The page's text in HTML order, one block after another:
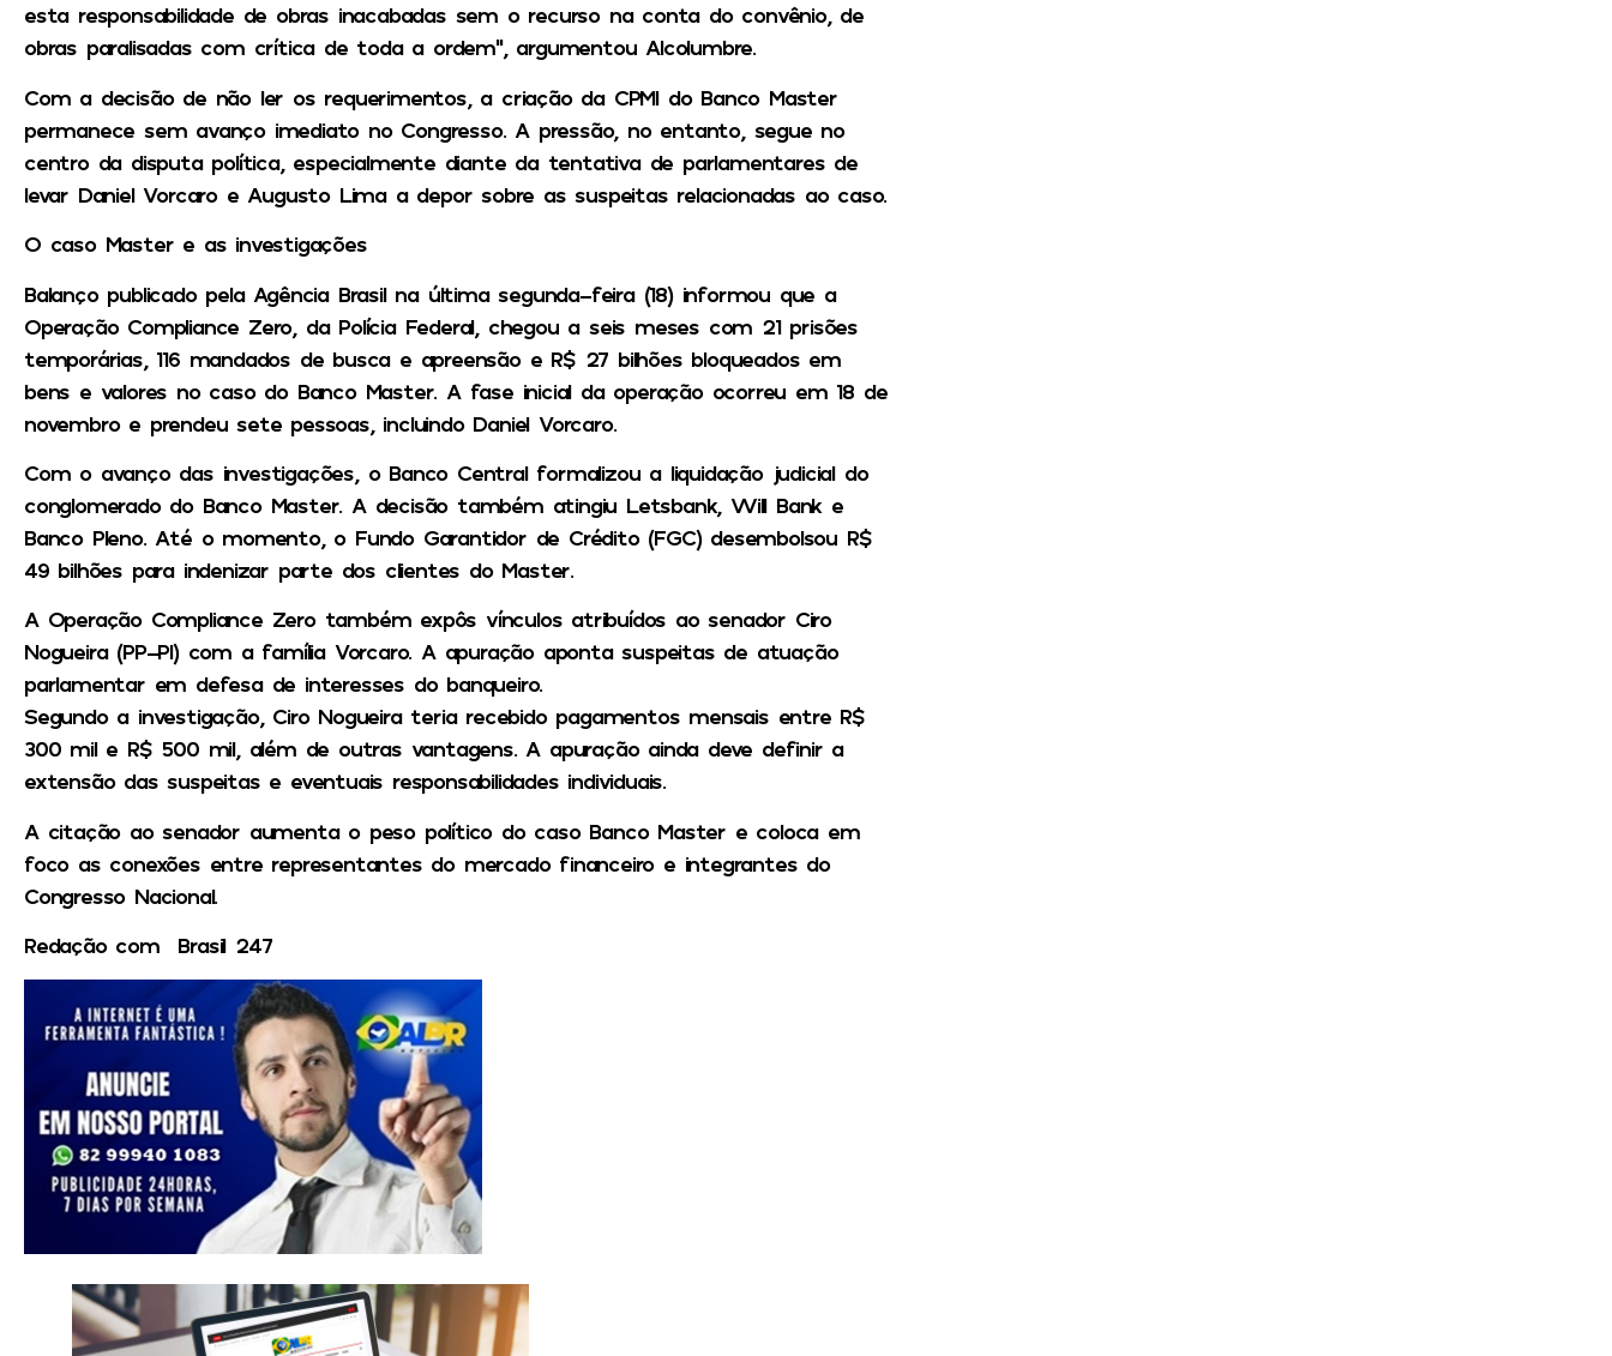
esta responsabilidade de obras inacabadas sem o recurso na conta do convênio, de
obras paralisadas com crítica de toda a ordem”, argumentou Alcolumbre.
Com a decisão de não ler os requerimentos, a criação da CPMI do Banco Master
permanece sem avanço imediato no Congresso. A pressão, no entanto, segue no
centro da disputa política, especialmente diante da tentativa de parlamentares de
levar Daniel Vorcaro e Augusto Lima a depor sobre as suspeitas relacionadas ao caso.
O caso Master e as investigações
Balanço publicado pela Agência Brasil na última segunda-feira (18) informou que a
Operação Compliance Zero, da Polícia Federal, chegou a seis meses com 21 prisões
temporárias, 116 mandados de busca e apreensão e R$ 27 bilhões bloqueados em
bens e valores no caso do Banco Master. A fase inicial da operação ocorreu em 18 de
novembro e prendeu sete pessoas, incluindo Daniel Vorcaro.
Com o avanço das investigações, o Banco Central formalizou a liquidação judicial do
conglomerado do Banco Master. A decisão também atingiu Letsbank, Will Bank e
Banco Pleno. Até o momento, o Fundo Garantidor de Crédito (FGC) desembolsou R$
49 bilhões para indenizar parte dos clientes do Master.
A Operação Compliance Zero também expôs vínculos atribuídos ao senador Ciro
Nogueira (PP-PI) com a família Vorcaro. A apuração aponta suspeitas de atuação
parlamentar em defesa de interesses do banqueiro.
Segundo a investigação, Ciro Nogueira teria recebido pagamentos mensais entre R$
300 mil e R$ 500 mil, além de outras vantagens. A apuração ainda deve definir a
extensão das suspeitas e eventuais responsabilidades individuais.
A citação ao senador aumenta o peso político do caso Banco Master e coloca em
foco as conexões entre representantes do mercado financeiro e integrantes do
Congresso Nacional.
Redação com Brasil 247